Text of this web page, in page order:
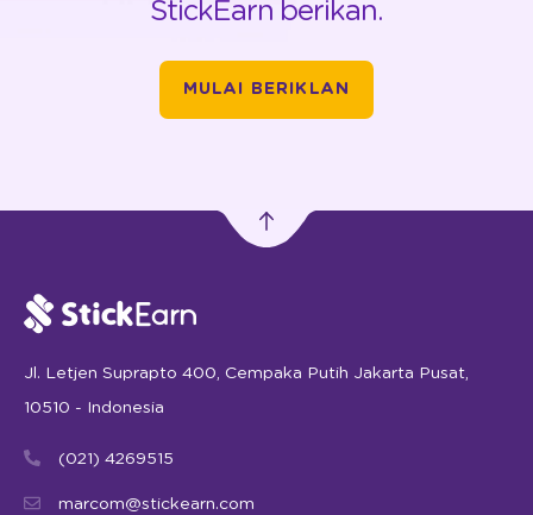
StickEarn berikan.
MULAI BERIKLAN
Jl. Letjen Suprapto 400, Cempaka Putih Jakarta Pusat,
10510 - Indonesia
(021) 4269515
marcom@stickearn.com